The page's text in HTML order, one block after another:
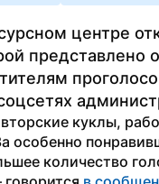
центре
представлено
куклы,
особенно
количество